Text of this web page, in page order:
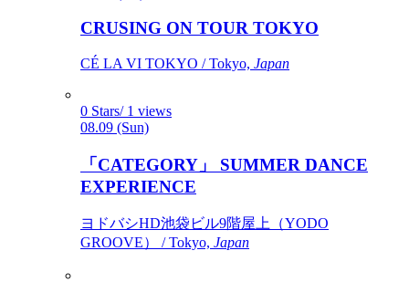
CRUSING ON TOUR TOKYO
CÉ LA VI TOKYO / Tokyo, Japan
0 Stars/ 1 views
08.09 (Sun)
「CATEGORY」 SUMMER DANCE
EXPERIENCE
ヨドバシHD池袋ビル9階屋上（YODO
GROOVE） / Tokyo, Japan